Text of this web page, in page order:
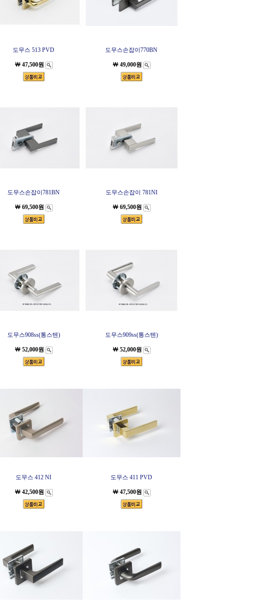
도무스 513 PVD
￦ 47,500원
도무스손잡이770BN
￦ 49,000원
도무스손잡이781BN
￦ 69,500원
도무스손잡이 781NI
￦ 69,500원
도무스908ss(통스텐)
￦ 52,000원
도무스909ss(통스텐)
￦ 52,000원
도무스 412 NI
￦ 42,500원
도무스 411 PVD
￦ 47,500원